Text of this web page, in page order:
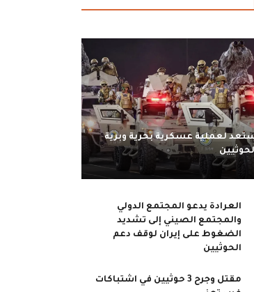
لعملية عسكرية بحرية وبرية
العرادة يدعو المجتمع الدولي
والمجتمع الصيني إلى تشديد
الضغوط على إيران لوقف دعم
الحوثيين
مقتل وجرح 3 حوثيين في اشتباكات